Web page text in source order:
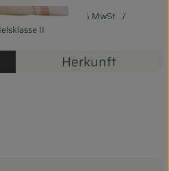
g 4,98 €/ 1kg
7% MwSt
II
Herkunft